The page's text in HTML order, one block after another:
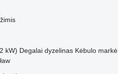
kW) Degalai dyzelinas Kėbulo markė